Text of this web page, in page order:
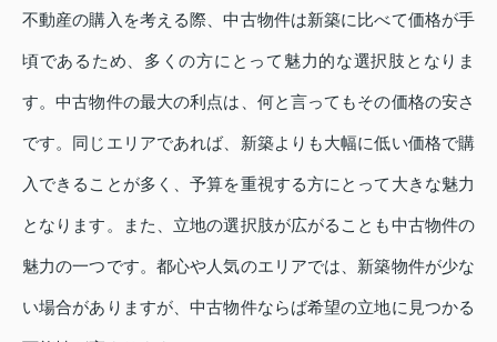
不動産の購入を考える際、中古物件は新築に比べて価格が手
頃であるため、多くの方にとって魅力的な選択肢となりま
す。中古物件の最大の利点は、何と言ってもその価格の安さ
です。同じエリアであれば、新築よりも大幅に低い価格で購
入できることが多く、予算を重視する方にとって大きな魅力
となります。また、立地の選択肢が広がることも中古物件の
魅力の一つです。都心や人気のエリアでは、新築物件が少な
い場合がありますが、中古物件ならば希望の立地に見つかる